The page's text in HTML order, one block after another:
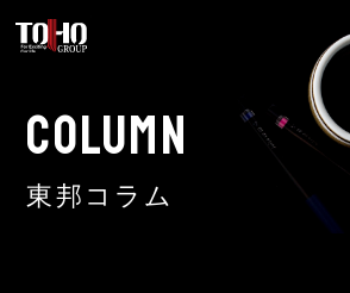
COLUMN
東邦コラム